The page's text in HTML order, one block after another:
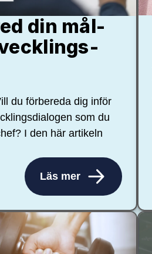
din mål-
du förbereda dig inför
som du
I den här artikeln
Läs mer